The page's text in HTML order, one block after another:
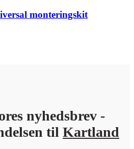
monteringskit
nyhedsbrev -
til Kartland